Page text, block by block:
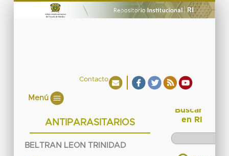
Contacto
Menú
ANTIPARASITARIOS
BELTRAN LEON TRINIDAD
Buscar
en RI